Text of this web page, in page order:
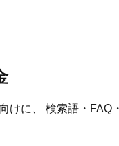
けに、 検索語・FAQ